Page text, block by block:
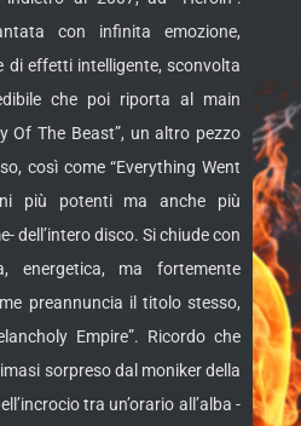
con infinita emozione,
di effetti intelligente, sconvolta
che poi riporta al main
Of The Beast”, un altro pezzo
così come “Everything Went
più potenti ma anche più
dell’intero disco. Si chiude con
energetica, ma fortemente
preannuncia il titolo stesso,
Empire”. Ricordo che
sorpreso dal moniker della
tra un’orario all’alba -